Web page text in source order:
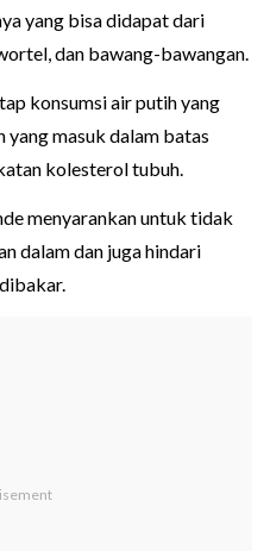
yang bisa didapat dari
dan bawang-bawangan.
konsumsi air putih yang
yang masuk dalam batas
kolesterol tubuh.
menyarankan untuk tidak
dalam dan juga hindari